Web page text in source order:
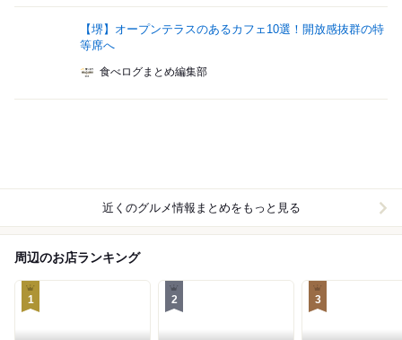
【堺】オープンテラスのあるカフェ10選！開放感抜群の特
等席へ
食べログまとめ編集部
近くのグルメ情報まとめをもっと見る
周辺のお店ランキング
1 2 3